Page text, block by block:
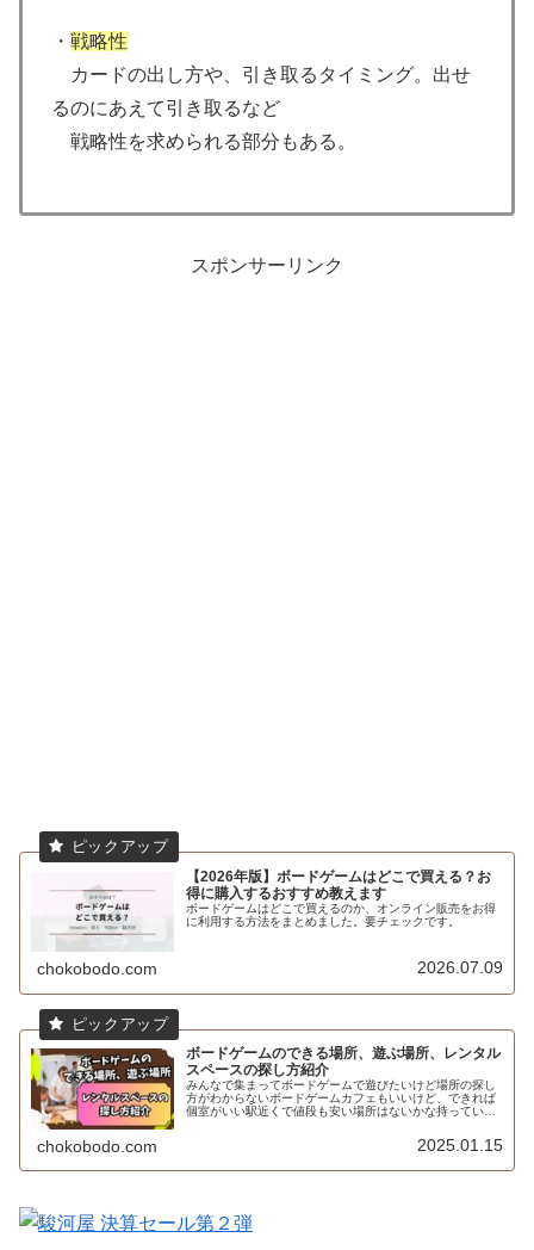
・ 戦略性
カードの出し方や、引き取るタイミング。出せ
るのにあえて引き取るなど
戦略性を求められる部分もある。
スポンサーリンク
【2026年版】ボードゲームはどこで買える？お
得に購入するおすすめ教えます
ボードゲームはどこで買えるのか、オンライン販売をお得
に利用する方法をまとめました。要チェックです。
chokobodo.com 2026.07.09
ボードゲームのできる場所、遊ぶ場所、レンタル
スペースの探し方紹介
みんなで集まってボードゲームで遊びたいけど場所の探し
方がわからないボードゲームカフェもいいけど、できれば
個室がいい駅近くで値段も安い場所はないかな持っている
chokobodo.com 2025.01.15